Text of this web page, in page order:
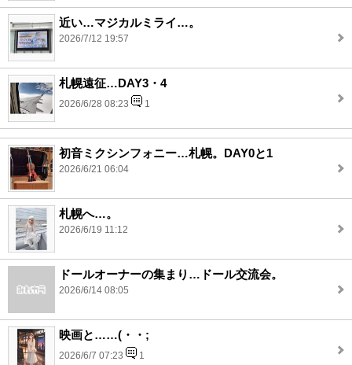
近い…マジカルミライ…。
2026/7/12 19:57
札幌遠征…DAY3・4
2026/6/28 08:23 1
初音ミクシンフォニー…札幌。DAY0と1
2026/6/21 06:04
札幌へ…。
2026/6/19 11:12
ドールオーナーの集まり…ドール交流会。
2026/6/14 08:05
映画と……(・・;
2026/6/7 07:23 1